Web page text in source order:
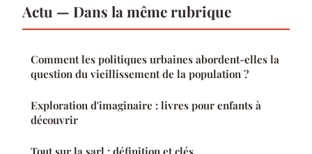
Actu — Dans la même rubrique
Comment les politiques urbaines abordent-elles la
question du vieillissement de la population ?
Exploration d'imaginaire : livres pour enfants à
découvrir